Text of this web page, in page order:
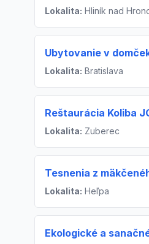
Lokalita: Hliník nad
Ubytovanie v
Lokalita: Bratislava
Reštaurácia Koliba
Lokalita: Zuberec
Tesnenia z
Lokalita: Heľpa
Ekologické a